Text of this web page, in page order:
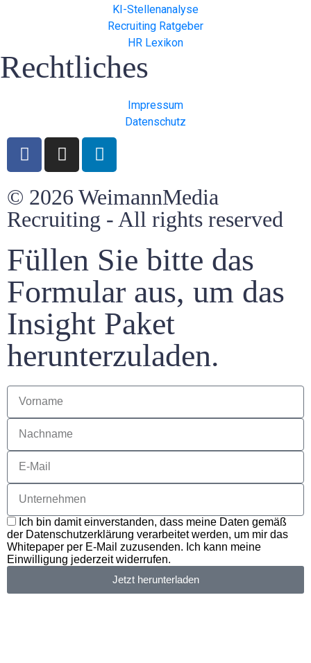
KI-Stellenanalyse
Recruiting Ratgeber
HR Lexikon
Rechtliches
Impressum
Datenschutz
© 2026 WeimannMedia
Recruiting - All rights reserved
Füllen Sie bitte das
Formular aus, um das
Insight Paket
herunterzuladen.
Ich bin damit einverstanden, dass meine Daten gemäß
der Datenschutzerklärung verarbeitet werden, um mir das
Whitepaper per E-Mail zuzusenden. Ich kann meine
Einwilligung jederzeit widerrufen.
Jetzt herunterladen